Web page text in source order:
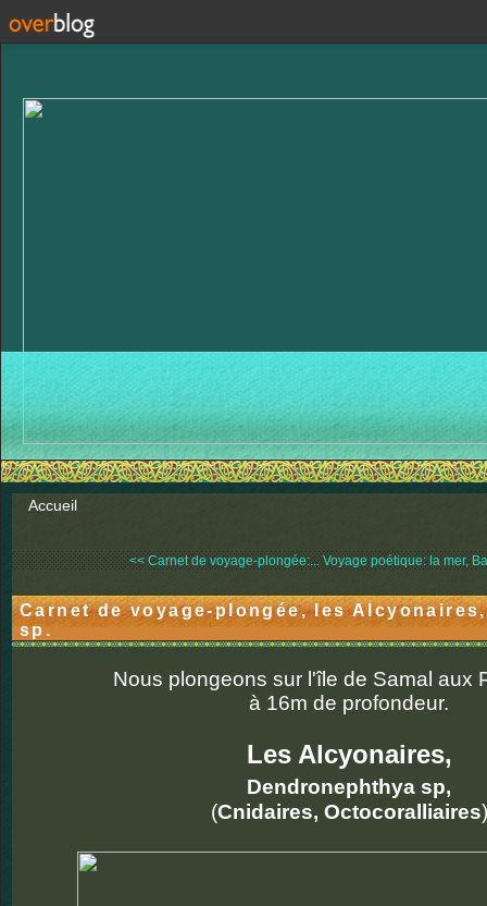
Accueil
<< Carnet de voyage-plongée:... Voyage poétique: la mer,
Carnet de voyage-plongée, les
sp.
Nous plongeons sur l'île de Samal aux
à 16m de profondeur.
Les Alcyonaires,
Dendronephthya sp,
(Cnidaires, Octocoralliaires)